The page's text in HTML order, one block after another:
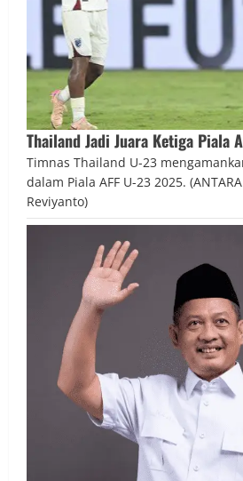
Thailand Jadi Juara Ketiga Piala
Timnas Thailand U-23
dalam Piala AFF U-23 2025.
Reviyanto)